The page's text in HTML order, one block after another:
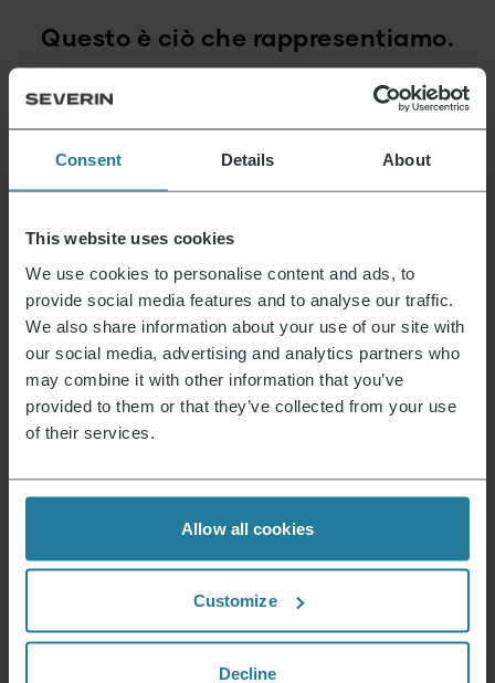
Consent Details About
This website uses cookies
We use cookies to personalise content and ads, to
provide social media features and to analyse our traffic.
We also share information about your use of our site with
our social media, advertising and analytics partners who
may combine it with other information that you’ve
provided to them or that they’ve collected from your use
of their services.
Allow all cookies
Customize
Decline
Questo è ciò che rappresentiamo.
Premium per tutti.
Non un lusso per pochi,
vita accessibile a tutti.
Combiniamo tecnologia
intuitiva con gli standard
di qualità tedeschi.
Puntiamo su
Agiamo
e orientato al futuro.
e innovazione – da
oltre 130 anni.